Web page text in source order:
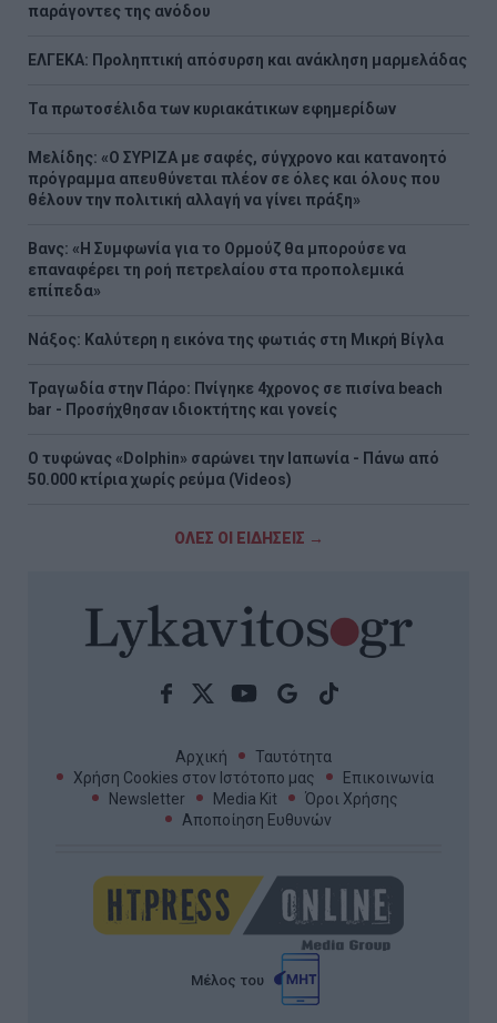
παράγοντες της ανόδου
ΕΛΓΕΚΑ: Προληπτική απόσυρση και ανάκληση μαρμελάδας
Τα πρωτοσέλιδα των κυριακάτικων εφημερίδων
Μελίδης: «Ο ΣΥΡΙΖΑ με σαφές, σύγχρονο και κατανοητό
πρόγραμμα απευθύνεται πλέον σε όλες και όλους που
θέλουν την πολιτική αλλαγή να γίνει πράξη»
Βανς: «Η Συμφωνία για το Ορμούζ θα μπορούσε να
επαναφέρει τη ροή πετρελαίου στα προπολεμικά
επίπεδα»
Νάξος: Καλύτερη η εικόνα της φωτιάς στη Μικρή Βίγλα
Τραγωδία στην Πάρο: Πνίγηκε 4χρονος σε πισίνα beach
bar - Προσήχθησαν ιδιοκτήτης και γονείς
Ο τυφώνας «Dolphin» σαρώνει την Ιαπωνία - Πάνω από
50.000 κτίρια χωρίς ρεύμα (Videos)
ΟΛΕΣ ΟΙ ΕΙΔΗΣΕΙΣ →
Αρχική
Ταυτότητα
Χρήση Cookies στον Ιστότοπο μας
Επικοινωνία
Newsletter
Media Kit
Όροι Χρήσης
Αποποίηση Ευθυνών
Μέλος του